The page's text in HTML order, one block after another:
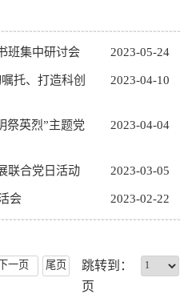
班集中研讨会 2023-05-24
托、打造科创
2023-04-10
祭英烈”主题党
2023-04-04
联合党日活动 2023-03-05
会 2023-02-22
下一页 尾页
跳转到：
页